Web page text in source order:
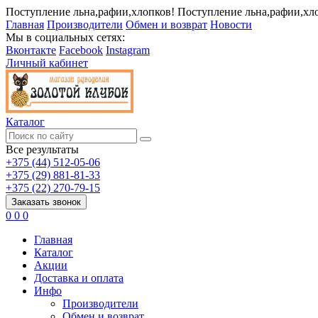
Поступление льна,рафии,хлопков! Поступление
Главная Производители Обмен и возврат Новости
Мы в социальных сетях:
Вконтакте Facebook Instagram
Личный кабинет
Каталог
Все результаты
+375 (44) 512-05-06
+375 (29) 881-81-33
+375 (22) 270-79-15
Заказать звонок
0 0 0
Главная
Каталог
Акции
Доставка и оплата
Инфо
Производители